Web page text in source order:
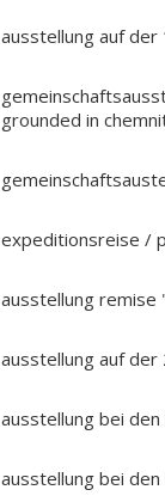
ausstellung auf
grounded in
expeditionsreise /
ausstellung remise
ausstellung auf
ausstellung bei
ausstellung bei